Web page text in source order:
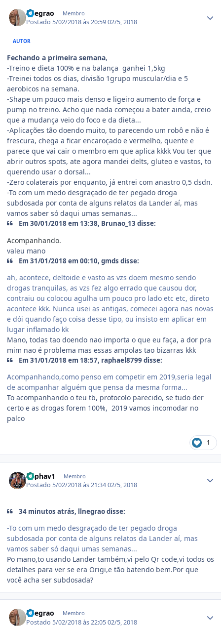
llnegrao Membro
Postado 5/02/2018 às 20:5902/5, 2018
AUTOR
Fechando a primeira semana,
-Treino e dieta 100% e na balança ganhei 1,5kg
-Treinei todos os dias, divisão 1grupo muscular/dia e 5
aerobicos na semana.
-Shape um pouco mais denso e ligeiro aumento de força e
pump no treino. Acho que nada começou a bater ainda, creio
que a mudança veio do foco e da dieta...
-Aplicações tão doendo muito, to parecendo um robô e não é
frescura, chega a ficar encaroçado e vermelho, quente e
parece que vai cair o membro em que aplica kkkk Vou ter que
abrir outros spots, ate agora mandei delts, gluteo e vastos, to
querendo usar o dorsal...
-Zero colaterais por enquanto, já entrei com anastro 0,5 dsdn.
-To com um medo desgraçado de ter pegado droga
subdosada por conta de alguns relatos da Lander aí, mas
vamos saber só daqui umas semanas...
Em 30/01/2018 em 13:38, Brunao_13 disse:
Acompanhando.
valeu mano
Em 31/01/2018 em 00:10, gmds disse:
ah, acontece, deltoide e vasto as vzs doem mesmo sendo
drogas tranquilas, as vzs fez algo errado que causou dor,
contraiu ou colocou agulha um pouco pro lado etc etc, direto
acontece kkk. Nunca usei as antigas, comecei agora nas novas
e dói quando faço coisa desse tipo, ou insisto em aplicar em
lugar inflamado kk
Mano, todas tao doendo nao importa o que eu faça, a dor pra
mim nao é problema mas essas ampolas tao bizarras kkk
Em 31/01/2018 em 18:57, raphael8799 disse:
Acompanhando,como penso em competir em 2019,seria legal
de acompanhar alguém que pensa da mesma forma...
To acompanhando o teu tb, protocolo parecido, se tudo der
certo e as drogas forem 100%, 2019 vamos incomodar no
palco
1
Raphav1 Membro
Postado 5/02/2018 às 21:3402/5, 2018
34 minutos atrás, llnegrao disse:
-To com um medo desgraçado de ter pegado droga
subdosada por conta de alguns relatos da Lander aí, mas
vamos saber só daqui umas semanas...
Po mano,to usando Lander também,vi pelo Qr code,vi todos os
detalhes para ver se era Origi,e tão batendo bem.Por que
você acha ser subdosada?
llnegrao Membro
Postado 5/02/2018 às 22:0502/5, 2018